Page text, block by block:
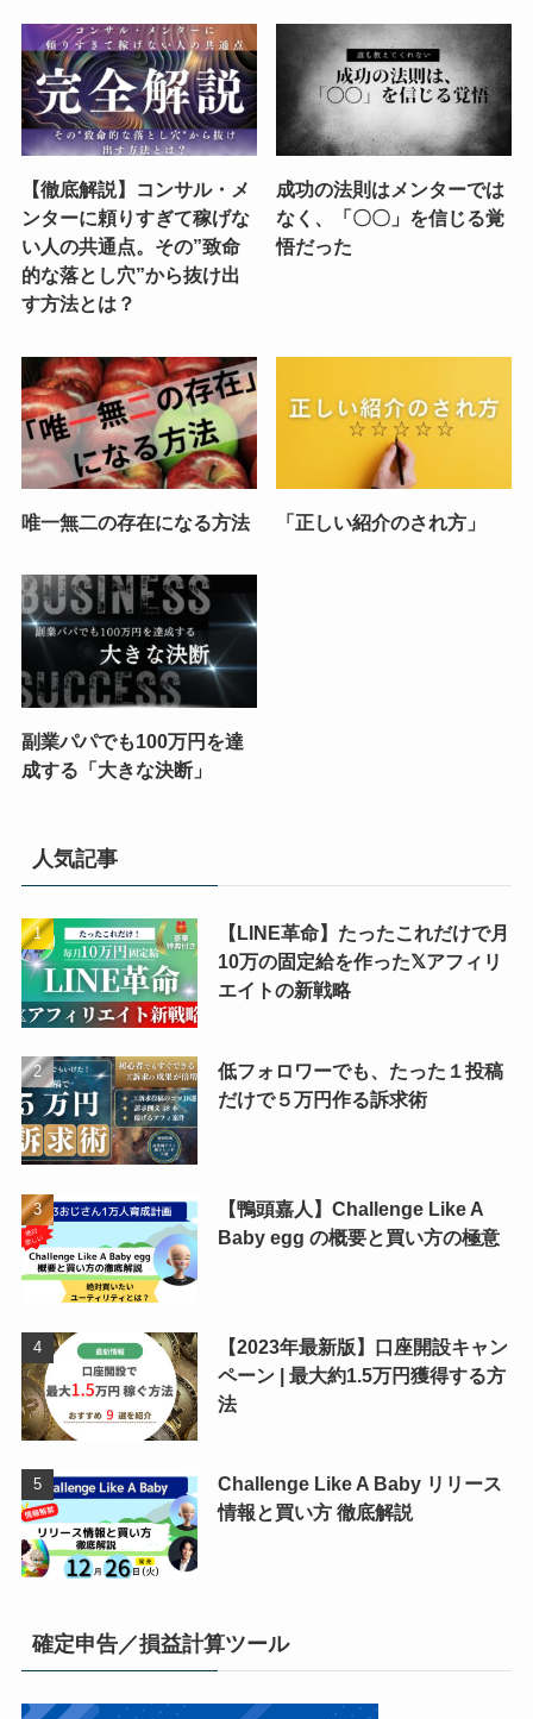
【徹底解説】コンサル・メ
ンターに頼りすぎて稼げな
い人の共通点。その”致命
的な落とし穴”から抜け出
す方法とは？
成功の法則はメンターでは
なく、「〇〇」を信じる覚
悟だった
唯一無二の存在になる方法 「正しい紹介のされ方」
副業パパでも100万円を達
成する「大きな決断」
人気記事
【LINE革命】たったこれだけで月
10万の固定給を作った𝕏アフィリ
エイトの新戦略
低フォロワーでも、たった１投稿
だけで５万円作る訴求術
【鴨頭嘉人】Challenge Like A
Baby egg の概要と買い方の極意
【2023年最新版】口座開設キャン
ペーン | 最大約1.5万円獲得する方
法
Challenge Like A Baby リリース
情報と買い方 徹底解説
確定申告／損益計算ツール